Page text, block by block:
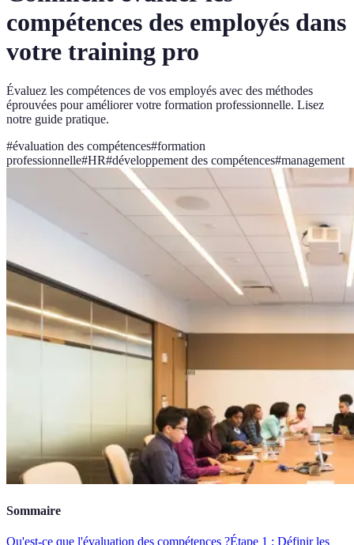
compétences des employés dans
votre training pro
Évaluez les compétences de vos employés avec des méthodes
éprouvées pour améliorer votre formation professionnelle. Lisez
notre guide pratique.
#évaluation des compétences#formation
professionnelle#HR#développement des compétences#management
Sommaire
Qu'est-ce que l'évaluation des compétences ?Étape 1 : Définir les